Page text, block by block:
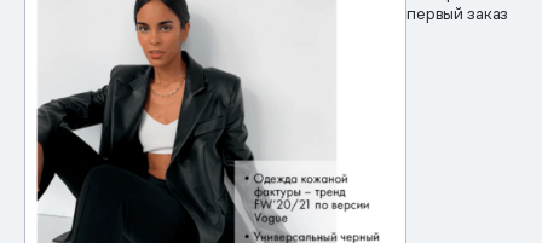
первый заказ